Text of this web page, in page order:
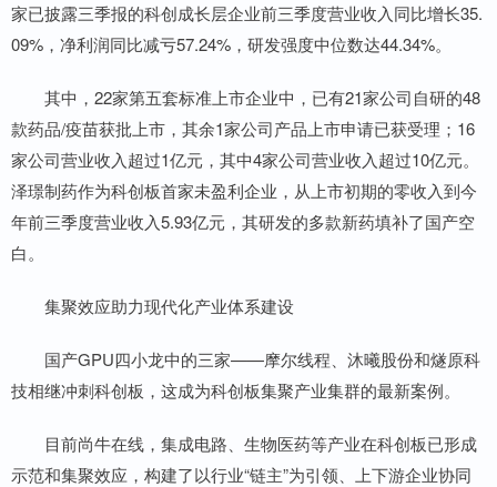
家已披露三季报的科创成长层企业前三季度营业收入同比增长35.
09%，净利润同比减亏57.24%，研发强度中位数达44.34%。
其中，22家第五套标准上市企业中，已有21家公司自研的48
款药品/疫苗获批上市，其余1家公司产品上市申请已获受理；16
家公司营业收入超过1亿元，其中4家公司营业收入超过10亿元。
泽璟制药作为科创板首家未盈利企业，从上市初期的零收入到今
年前三季度营业收入5.93亿元，其研发的多款新药填补了国产空
白。
集聚效应助力现代化产业体系建设
国产GPU四小龙中的三家——摩尔线程、沐曦股份和燧原科
技相继冲刺科创板，这成为科创板集聚产业集群的最新案例。
目前尚牛在线，集成电路、生物医药等产业在科创板已形成
示范和集聚效应，构建了以行业“链主”为引领、上下游企业协同